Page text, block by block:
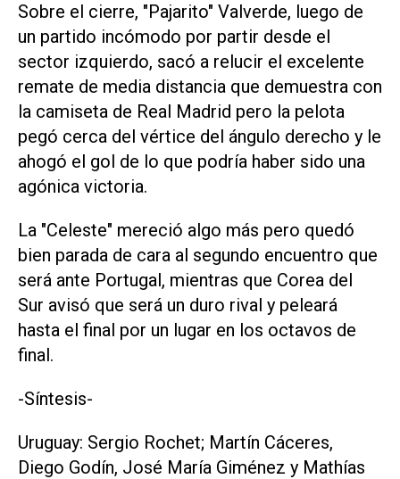
Sobre el cierre, "Pajarito" Valverde, luego de
un partido incómodo por partir desde el
sector izquierdo, sacó a relucir el excelente
remate de media distancia que demuestra con
la camiseta de Real Madrid pero la pelota
pegó cerca del vértice del ángulo derecho y le
ahogó el gol de lo que podría haber sido una
agónica victoria.
La "Celeste" mereció algo más pero quedó
bien parada de cara al segundo encuentro que
será ante Portugal, mientras que Corea del
Sur avisó que será un duro rival y peleará
hasta el final por un lugar en los octavos de
final.
-Síntesis-
Uruguay: Sergio Rochet; Martín Cáceres,
Diego Godín, José María Giménez y Mathías